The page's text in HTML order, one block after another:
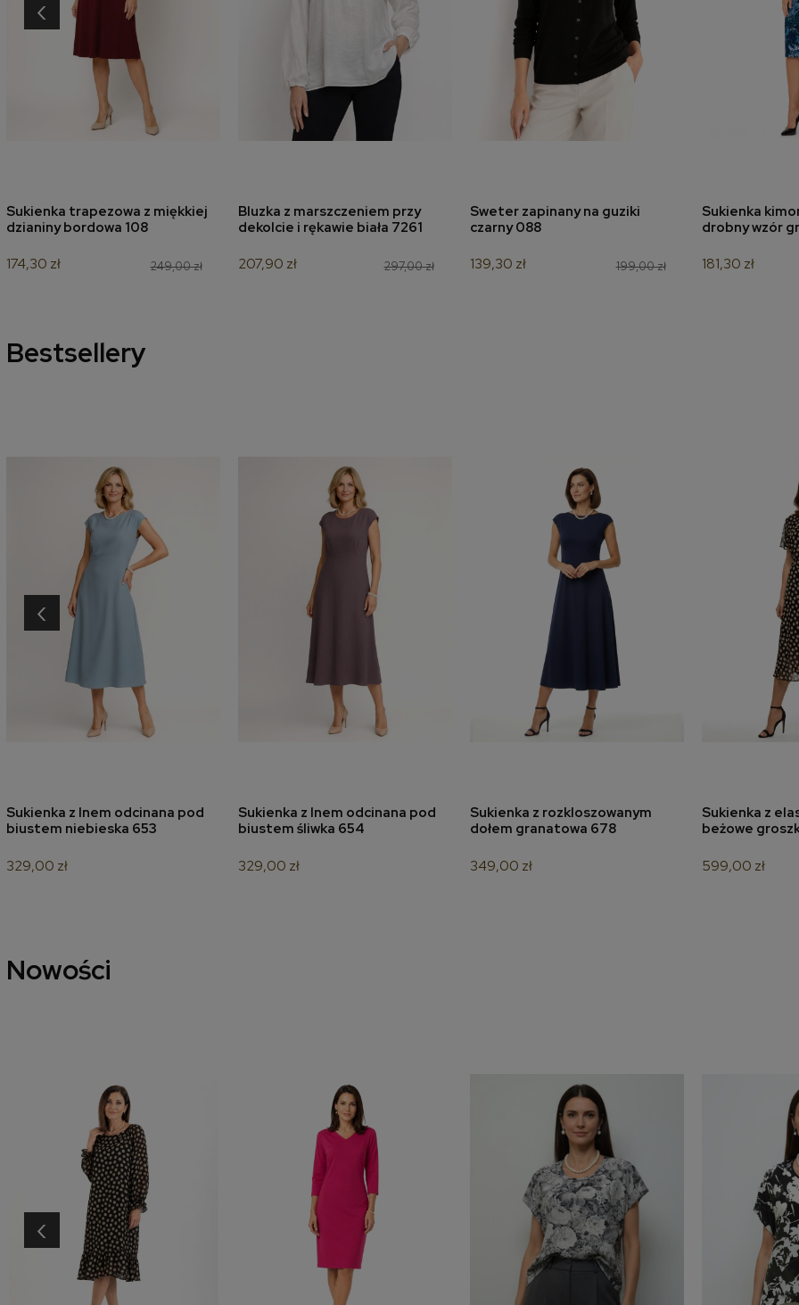
dodaj do koszyka
Sukienka trapezowa z miękkiej
dzianiny bordowa 108
249,00 zł
174,30 zł
dodaj do koszyka
Bluzka z marszczeniem przy
dekolcie i rękawie biała 7261
297,00 zł
207,90 zł
dodaj do koszyka
Sweter zapinany na guziki
czarny 088
199,00 zł
139,30 zł
dodaj
Sukienka
drobny wzór
181,30 zł
‹
Bestsellery
dodaj do koszyka
Sukienka z lnem odcinana pod
biustem niebieska 653
329,00 zł
dodaj do koszyka
Sukienka z lnem odcinana pod
biustem śliwka 654
329,00 zł
dodaj do koszyka
Sukienka z rozkloszowanym
dołem granatowa 678
349,00 zł
dodaj
Sukienka z
beżowe
599,00 zł
‹
Nowości
‹